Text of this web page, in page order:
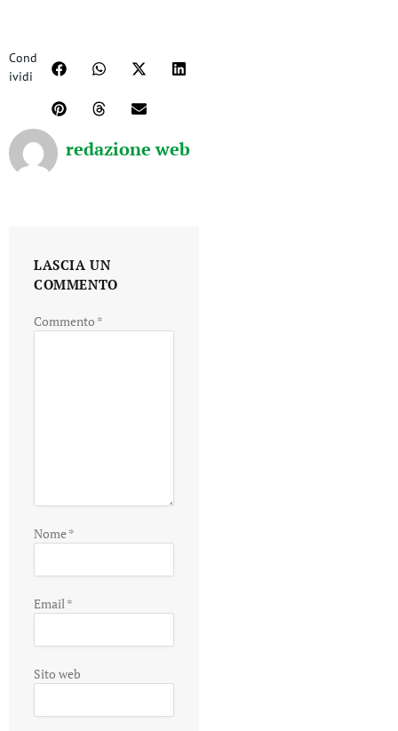
Cond
ividi
redazione web
LASCIA UN
COMMENTO
Commento *
Nome*
Email *
Sito web